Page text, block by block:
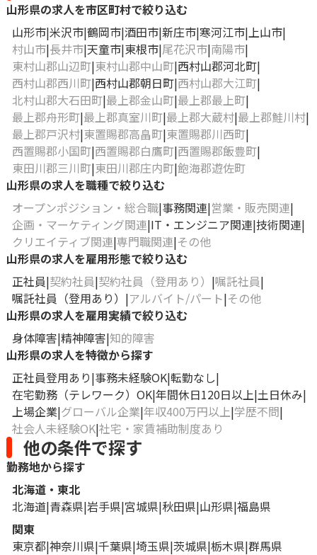
山形県の求人を市区町村で絞り込む
山形市 米沢市 鶴岡市 酒田市 新庄市 寒河江市 上山市
村山市 長井市 天童市 東根市 尾花沢市 南陽市
東村山郡山辺町 東村山郡中山町 西村山郡河北町
西村山郡西川町 西村山郡朝日町 西村山郡大江町
北村山郡大石田町 最上郡金山町 最上郡最上町
最上郡舟形町 最上郡真室川町 最上郡大蔵村 最上郡鮭川村
最上郡戸沢村 東置賜郡高畠町 東置賜郡川西町
西置賜郡小国町 西置賜郡白鷹町 西置賜郡飯豊町
東田川郡三川町 東田川郡庄内町 飽海郡遊佐町
山形県の求人を職種で絞り込む
オープンポジション・総合職 事務関連 営業・販売関連
企画・マーケティング関連 IT・エンジニア関連 技術関連
クリエイティブ関連 専門職関連 その他
山形県の求人を雇用形態で絞り込む
正社員 契約社員 契約社員（登用あり）
嘱託社員
嘱託社員（登用あり）
アルバイト/パート その他
山形県の求人を雇用実績で絞り込む
身体障害 精神障害 知的障害
山形県の求人を特徴から探す
正社員登用あり 事務未経験OK 転勤なし
在宅勤務（テレワーク）OK 年間休日120日以上 土日休み
上場企業 グローバル企業 年収400万円以上 学歴不問
社会人未経験OK 社宅・家賃補助制度あり
他の条件で探す
勤務地から探す
北海道・東北
北海道 青森県 岩手県 宮城県 秋田県 山形県 福島県
関東
東京都 神奈川県 千葉県 埼玉県 茨城県 栃木県 群馬県